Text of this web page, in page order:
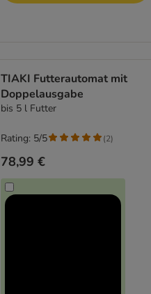
TIAKI Futterautomat mit
Doppelausgabe
bis 5 l Futter
78,99 €
Rating: 5/5 (2)